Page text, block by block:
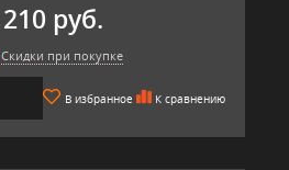
руб.
Скидки при покупке
В избранное К сравнению